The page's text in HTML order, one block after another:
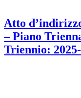
Atto
– Piano
Triennio: